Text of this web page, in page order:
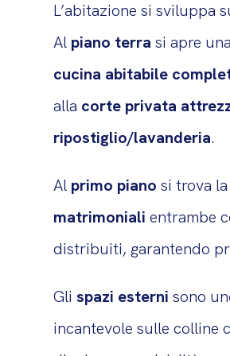
L’abitazione si sviluppa
Al piano terra si apre
cucina abitabile
alla corte privata
ripostiglio/lavanderia.
Al primo piano si trova la
matrimoniali entrambe
distribuiti, garantendo
Glispazi esterni sono
incantevole sulle colline